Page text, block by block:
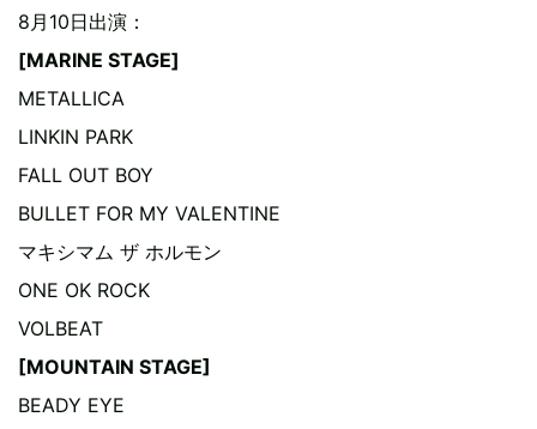
8月10日出演：
[MARINE STAGE]
METALLICA
LINKIN PARK
FALL OUT BOY
BULLET FOR MY VALENTINE
マキシマム ザ ホルモン
ONE OK ROCK
VOLBEAT
[MOUNTAIN STAGE]
BEADY EYE